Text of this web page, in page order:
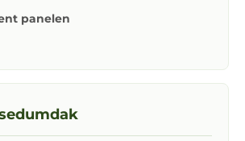
panelen